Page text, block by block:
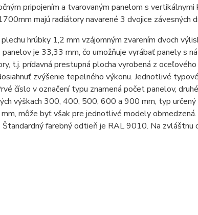
pripojením a tvarovaným panelom s vertikálnymi
majú radiátory navarené 3 dvojice závesných
hrúbky 1,2 mm vzájomným zvarením dvoch
je 33,33 mm, čo umožňuje vyrábať panely s
t.j. prídavná prestupná plocha vyrobená z oceľového
zvýšenie tepelného výkonu. Jednotlivé
číslo v označení typu znamená počet panelov,
výškach 300, 400, 500, 600 a 900 mm, typ
môže byť však pre jednotlivé modely obmedzená.
farebný odtieň je RAL 9010. Na zvláštnu